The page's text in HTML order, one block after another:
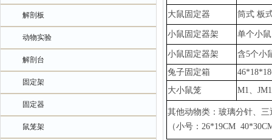
解剖板
动物实验
解剖台
固定架
固定器
鼠笼架
大鼠固定器 筒式 板
小鼠固定器架 单个小
小鼠固定器架 含5个小
兔子固定箱
大小鼠笼
M1、
其他动物类：玻璃分针、
（小号： 26*19CM